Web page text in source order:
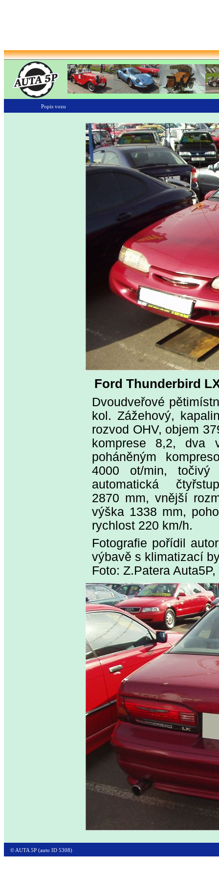
Popis vozu
Ford Thunderbird
Dvoudveřové
kol. Zážehový,
rozvod OHV, objem
komprese 8,2, dva
poháněným
4000 ot/min,
automatická
2870 mm, vnější
výška 1338 mm,
rychlost 220 km/h.
Fotografie pořídil
výbavě s klimatizací
Foto: Z.Patera
© AUTA 5P (auto ID 5308)